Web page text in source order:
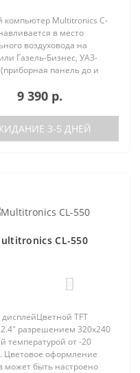
компьютер Multitronics C-
в место
воздуховода на
Газель-Бизнес, УАЗ-
панель до и
Голосовое
Поддержка двух баков
9 390 р.
3-5 ДНЕЙ
CL-550
TFT
разрешением 320х240
температурой от -20
Цветовое оформление
может быть настроено